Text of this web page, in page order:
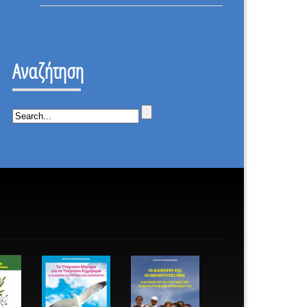
ΕΠΑΝΑΣΤΑΣΗ
Αναζήτηση